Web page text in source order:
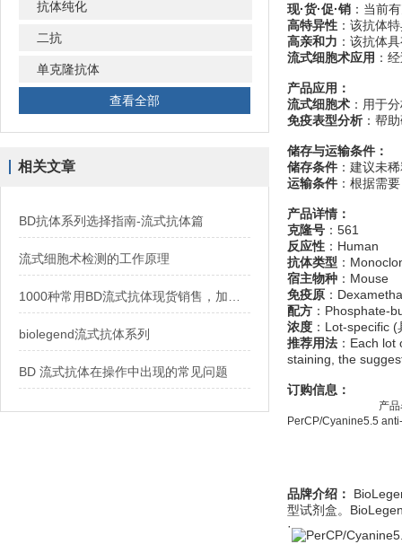
抗体纯化
二抗
单克隆抗体
查看全部
相关文章
BD抗体系列选择指南-流式抗体篇
流式细胞术检测的工作原理
biolegend流式抗体系列
BD 流式抗体在操作中出现的常见问题
现·货·促·销 ：当前
高特异性 ：该抗体
高亲和力 ：该抗体
流式细胞术应用 ：
产品应用：
流式细胞术 ：用于
免疫表型分析 ：帮
储存与运输条件：
储存条件 ：建议未
运输条件 ：根据需
产品详情：
克隆号 ：561
反应性 ：Human
抗体类型 ：
宿主物种 ：Mouse
免疫原 ：
配方 ：Phosphate-
浓度 ：Lot-specific
推荐用法 ：Each
staining, the
订购信息：
产
PerCP/Cyanine5.5
品牌介绍：
型试剂盒。
·